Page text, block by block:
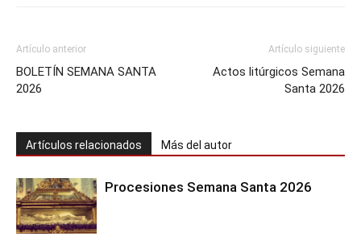
Artículo anterior
BOLETÍN SEMANA SANTA
2026
Artículo siguiente
Actos litúrgicos Semana
Santa 2026
Artículos relacionados Más del autor
Procesiones Semana Santa 2026